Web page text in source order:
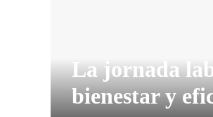
La jornada
bienestar y